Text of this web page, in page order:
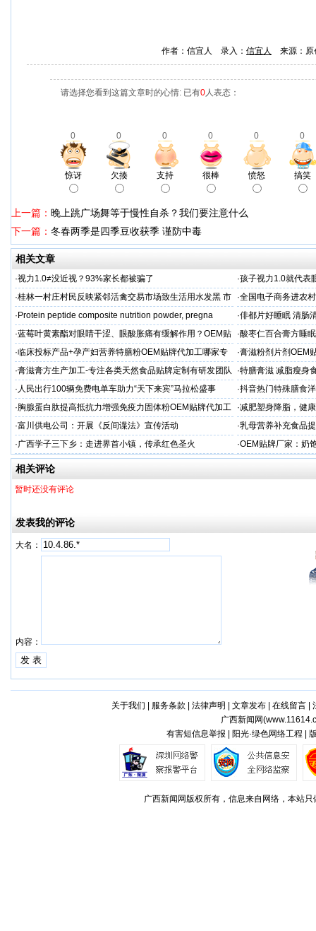
作者：信宜人 录入： 信宜人 来源：
请选择您看到这篇文章时的心情: 已有0人表态：
0 0 0 0 0 0
惊讶 欠揍 支持 很棒 愤怒 搞笑
上一篇： 晚上跳广场舞等于慢性自杀？我们要注意什么
下一篇： 冬春两季是四季豆收获季 谨防中毒
相关文章
·视力1.0≠没近视？93%家长都被骗了 ·孩子视力1.0就代表
·桂林一村庄村民反映紧邻活禽交易市场致生活用水发黑 市
场称属“造谣”，联合调查组介入调查
·全国电子商务进农
利开班
· Protein peptide composite nutrition powder, pregna ·俳都片好睡眠 清肠
·蓝莓叶黄素酯对眼睛干涩、眼酸胀痛有缓解作用？OEM贴
牌代工
·酸枣仁百合膏方睡
厂
·临床投标产品+孕产妇营养特膳粉OEM贴牌代加工哪家专
业
·膏滋粉剂片剂OEM
·膏滋膏方生产加工-专注各类天然食品贴牌定制有研发团队
厂家
·特膳膏滋 减脂瘦身
务商
· 人民出行100辆免费电单车助力“天下来宾”马拉松盛事 ·抖音热门特殊膳食
牌加工
· 胸腺蛋白肽提高抵抗力增强免疫力固体粉OEM贴牌代加工
服务商
·减肥塑身降脂，健
服务商
·富川供电公司：开展《反间谍法》宣传活动 ·乳母营养补充食品
工
·广西学子三下乡：走进界首小镇，传承红色圣火 ·OEM贴牌厂家：奶
一步！
相关评论
暂时还没有评论
发表我的评论
大名：
内容：
关于我们 服务条款 法律声明 文章发布| 在线留言|
广西新闻网(
有害短信息举报 | 阳光·绿色网络工程 |
广西新闻网版权所有，信息来自网络，本站